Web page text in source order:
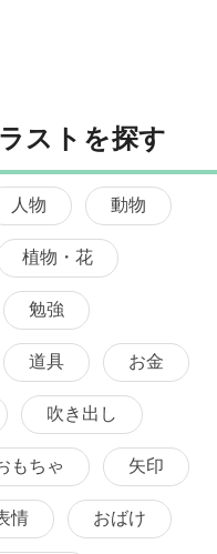
ストを探す
人物 動物
植物・花
勉強
道具 お金
吹き出し
もちゃ 矢印
情 おばけ